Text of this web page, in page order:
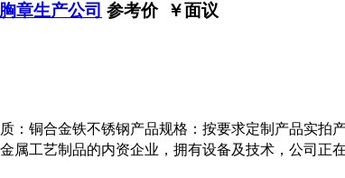
章生产公司 参考价 ￥面议
：铜合金铁不锈钢产品规格：按要求定制产品实
属工艺制品的内资企业，拥有设备及技术，公司正